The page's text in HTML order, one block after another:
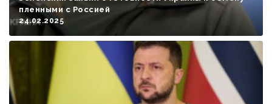
пленными с Россией
24.02.2025